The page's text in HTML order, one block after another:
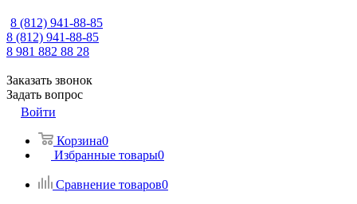
8 (812) 941-88-85
8 (812) 941-88-85
8 981 882 88 28
Заказать звонок
Задать вопрос
Войти
Корзина0
Избранные товары0
Сравнение товаров0